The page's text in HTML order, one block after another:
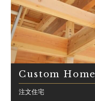
Custom Home
注文住宅